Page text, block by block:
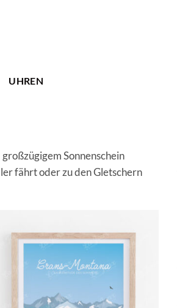
UHREN
Sonnenschein
fährt oder zu den Gletschern